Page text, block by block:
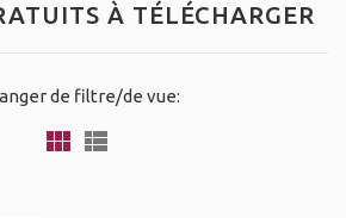
À TÉLÉCHARGER
de filtre/de vue: